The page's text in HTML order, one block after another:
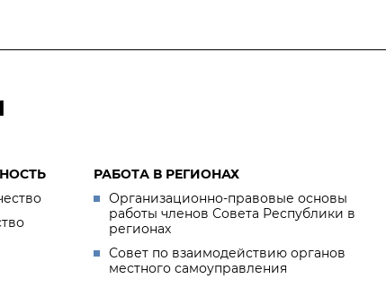
РАБОТА В РЕГИОНАХ
Организационно-правовые основы
работы членов Совета Республики в
регионах
Совет по взаимодействию органов
местного самоуправления